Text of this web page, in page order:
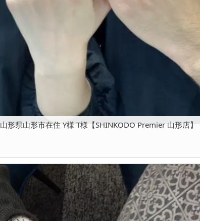
山形県山形市在住 Y様 T様【SHINKODO Premier 山形店】